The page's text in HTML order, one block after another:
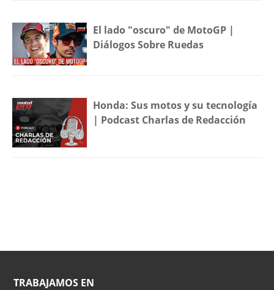
El lado "oscuro" de MotoGP |
Diálogos Sobre Ruedas
Honda: Sus motos y su tecnología
| Podcast Charlas de Redacción
TRABAJAMOS EN